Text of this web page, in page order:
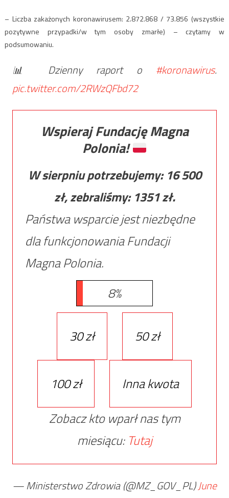
– Liczba zakażonych koronawirusem: 2.872.868 / 73.856 (wszystkie
pozytywne przypadki/w tym osoby zmarłe) – czytamy w
podsumowaniu.
📊 Dzienny raport o #koronawirus.
pic.twitter.com/2RWzQFbd72
Wspieraj Fundację Magna
Polonia!
W sierpniu potrzebujemy: 16 500
zł, zebraliśmy: 1351zł.
Państwa wsparcie jest niezbędne
dla funkcjonowania Fundacji
Magna Polonia.
8%
30 zł 50 zł
100 zł
Inna kwota
Zobacz kto wparł nas tym
miesiącu: Tutaj
— Ministerstwo Zdrowia (@MZ_GOV_PL)June